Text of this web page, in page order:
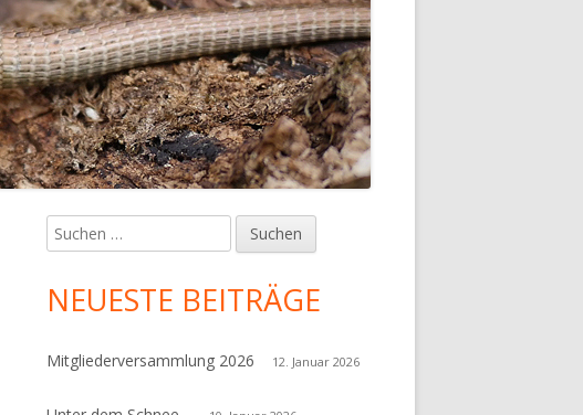
Haupt-
Seitenleiste
Suchen
nach:
NEUESTE BEITRÄGE
Mitgliederversammlung 2026 12. Januar 2026